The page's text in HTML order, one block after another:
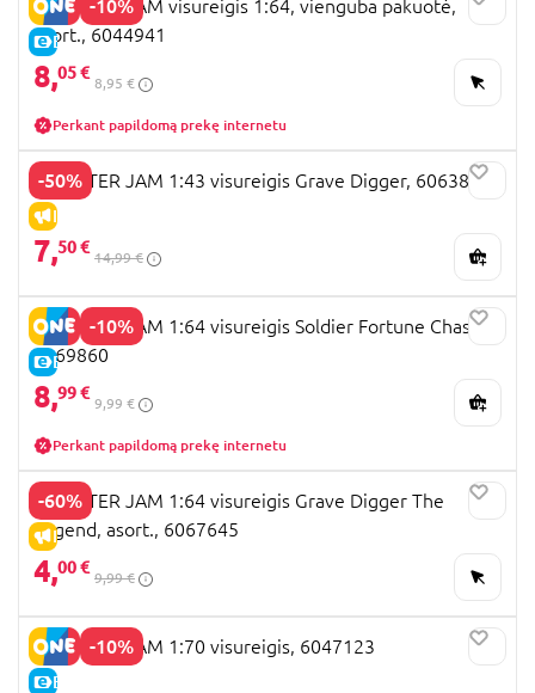
-10%
E-KAINA
MONSTER JAM visureigis 1:64, vienguba pakuotė,
asort., 6044941
8,05 €
8,95 €
Perkant papildomą prekę internetu
-50%
IŠPARDAVIMAS
MONSTER JAM 1:43 visureigis Grave Digger, 6063896
7,50 €
14,99 €
-10%
E-KAINA
MONSTER JAM 1:64 visureigis Soldier Fortune Chase,
6069860
8,99 €
9,99 €
Perkant papildomą prekę internetu
-60%
IŠPARDAVIMAS
MONSTER JAM 1:64 visureigis Grave Digger The
Legend, asort., 6067645
4,00 €
9,99 €
-10%
E-KAINA
MONSTER JAM 1:70 visureigis, 6047123